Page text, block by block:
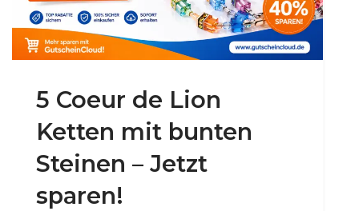
5 Coeur de Lion
Ketten mit bunten
Steinen – Jetzt
sparen!